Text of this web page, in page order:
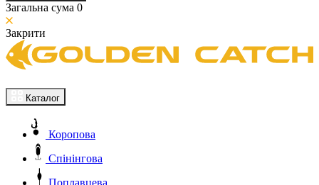
Загальна сума 0
Закрити
Каталог
Коропова
Спінінгова
Поплавцева